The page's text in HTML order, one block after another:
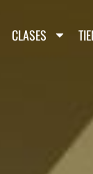
CLASES